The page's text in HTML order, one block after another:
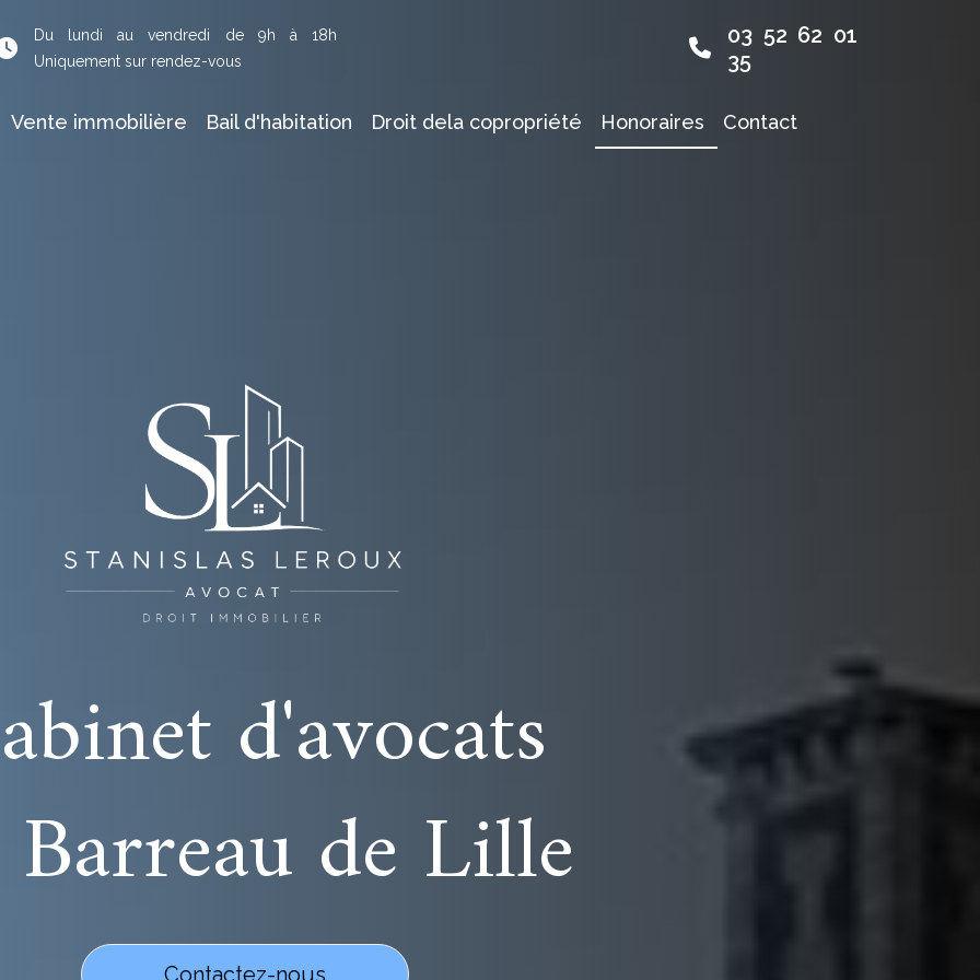
Du lundi au vendredi de 9h à 18h
Uniquement sur rendez-vous
03 52 62 01
35
Vente immobilière Bail d'habitation Droit dela copropriété Honoraires Contact
d'avocats
de Lille
Contactez-nous